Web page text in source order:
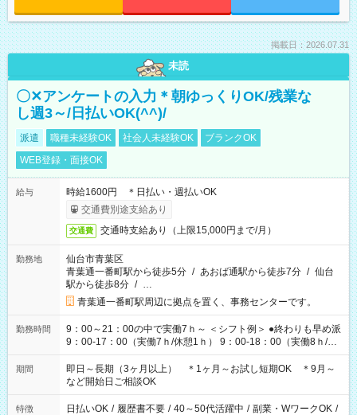
掲載日：2026.07.31
未読
〇✕アンケートの入力＊朝ゆっくりOK/残業な
し週3～/日払いOK(^^)/
派遣 職種未経験OK 社会人未経験OK
ブランクOK
WEB登録・面接OK
給与
時給1600円 ＊日払い・週払いOK
交通費別途支給あり
交通費 交通時支給あり（上限15,000円まで/月）
勤務地
仙台市青葉区
青葉通一番町駅から徒歩5分 / あおば通駅から徒歩7分 / 仙台
駅から徒歩8分 / …
青葉通一番町駅周辺に拠点を置く、事務センターです。
勤務時間
9：00～21：00の中で実働7ｈ～ ＜シフト例＞ ●終わりも早め派
9：00-17：00（実働7ｈ/休憩1ｈ） 9：00-18：00（実働8ｈ/休
憩1ｈ） 10：00-19：00（実働8ｈ/休憩1ｈ） ●朝ゆっくり派
11：00-20：00（実働8ｈ/休憩1ｈ） 12：00-20：00（実働7ｈ/
休憩1ｈ） 12：00-21：00（実働8ｈ/休憩1ｈ） 13：00-22：
00（実働8ｈ/休憩1ｈ） ＊時間帯固定OK
期間
即日～長期（3ヶ月以上） ＊1ヶ月～お試し短期OK ＊9月～
など開始日ご相談OK
特徴 日払いOK / 履歴書不要 / 40～50代活躍中 / 副業・WワークOK /